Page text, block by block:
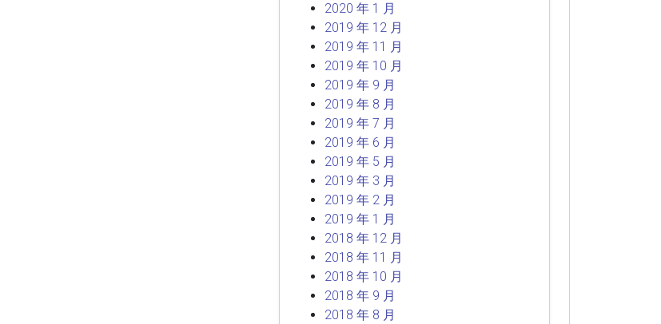
2020 年 1 月
2019 年 12 月
2019 年 11 月
2019 年 10 月
2019 年 9 月
2019 年 8 月
2019 年 7 月
2019 年 6 月
2019 年 5 月
2019 年 3 月
2019 年 2 月
2019 年 1 月
2018 年 12 月
2018 年 11 月
2018 年 10 月
2018 年 9 月
2018 年 8 月